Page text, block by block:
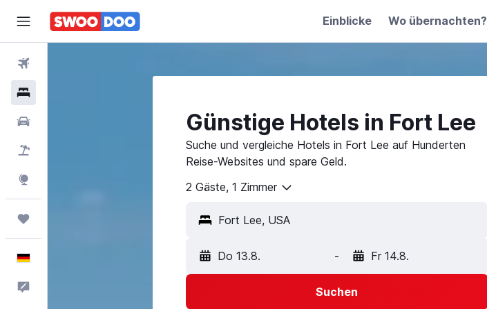
Einblicke Wo übernachten?
Günstige Hotels in Fort Lee
Suche und vergleiche Hotels in Fort Lee auf Hunderten
Reise-Websites und spare Geld.
2 Gäste, 1 Zimmer
Do 13.8. - Fr 14.8.
Suchen